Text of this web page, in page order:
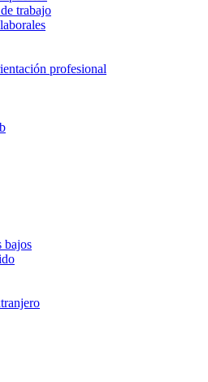
trabajo
profesional
bajos